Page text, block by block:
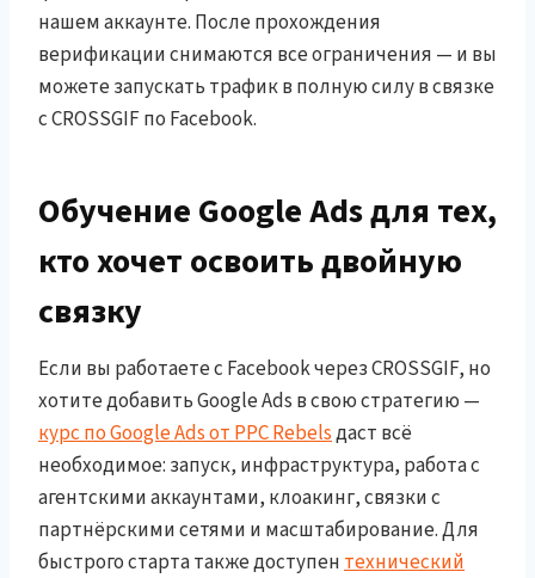
нашем аккаунте. После прохождения
верификации снимаются все ограничения — и вы
можете запускать трафик в полную силу в связке
с CROSSGIF по Facebook.
Обучение Google Ads для тех,
кто хочет освоить двойную
связку
Если вы работаете с Facebook через CROSSGIF, но
хотите добавить Google Ads в свою стратегию —
курс по Google Ads от PPC Rebelsдаст всё
необходимое: запуск, инфраструктура, работа с
агентскими аккаунтами, клоакинг, связки с
партнёрскими сетями и масштабирование. Для
быстрого старта также доступен технический